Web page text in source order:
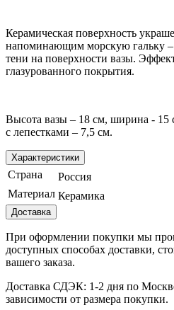
Керамическая поверхность
напоминающим морскую гальку –
тени на поверхности вазы.
глазурованного покрытия.
Высота вазы – 18 см, ширина - 15
с лепестками – 7,5 см.
Характеристики
Страна
Россия
Материал Керамика
Доставка
При оформлении покупки мы
доступных способах доставки,
вашего заказа.
Доставка СДЭК: 1-2 дня по
зависимости от размера покупки.